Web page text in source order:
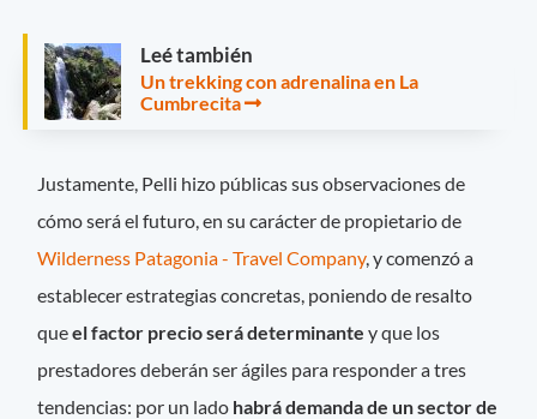
Leé también
Un trekking con adrenalina en La
Cumbrecita
Justamente, Pelli hizo públicas sus observaciones de
cómo será el futuro, en su carácter de propietario de
Wilderness Patagonia - Travel Company, y comenzó a
establecer estrategias concretas, poniendo de resalto
queel factor precio será determinante y que los
prestadores deberán ser ágiles para responder a tres
tendencias: por un lado habrá demanda de un sector de